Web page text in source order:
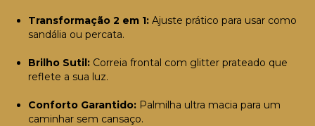
Transformação 2 em 1: Ajuste prático para usar como
sandália ou percata.
Brilho Sutil: Correia frontal com glitter prateado que
reflete a sua luz.
Conforto Garantido: Palmilha ultra macia para um
caminhar sem cansaço.